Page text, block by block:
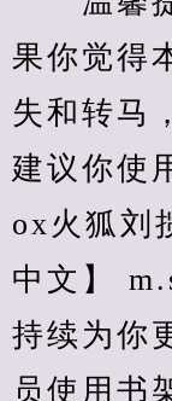
果你觉得
失和转马
建议你使
ox火狐刘
中文】
持续为你
员使用书